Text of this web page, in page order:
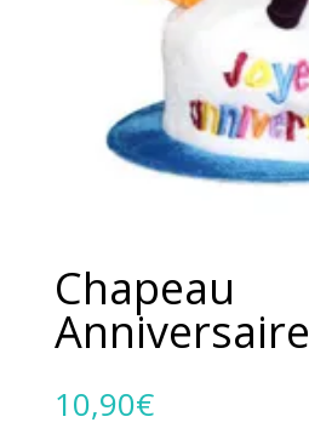
Chapeau
Anniversaire
10,90€